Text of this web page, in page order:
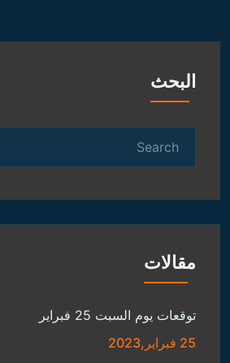
البحث
مقالات
توقعات يوم السبت 25 فبراير
25 فبراير,2023